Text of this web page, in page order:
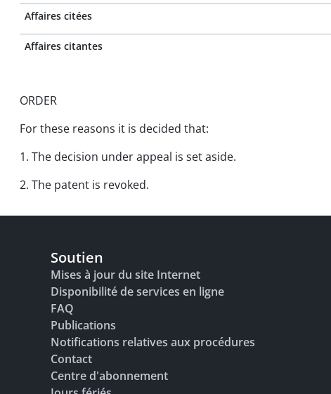
Affaires citées
Affaires citantes
ORDER
For these reasons it is decided that:
1. The decision under appeal is set aside.
2. The patent is revoked.
Soutien
Mises à jour du site Internet
Disponibilité de services en ligne
FAQ
Publications
Notifications relatives aux procédures
Contact
Centre d'abonnement